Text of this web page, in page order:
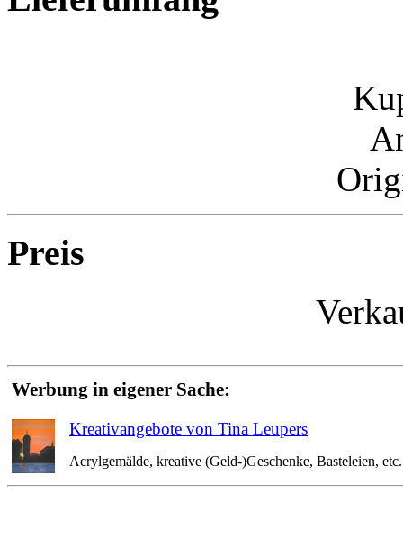
Preis
Werbung in eigener Sache:
Kreativangebote von Tina Leupers
Acrylgemälde, kreative (Geld-)Geschenke, Basteleien,